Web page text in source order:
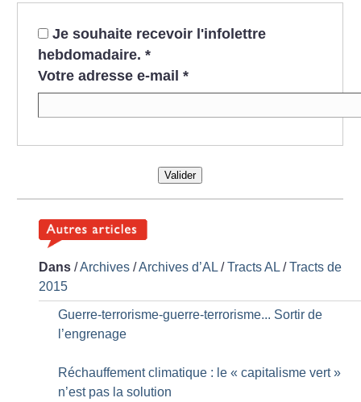
Je souhaite recevoir l'infolettre
hebdomadaire. *
Votre adresse e-mail *
Valider
Dans /Archives /Archives d’AL /Tracts AL /Tracts de
2015
Guerre-terrorisme-guerre-terrorisme... Sortir de
l’engrenage
Réchauffement climatique : le « capitalisme vert »
n’est pas la solution